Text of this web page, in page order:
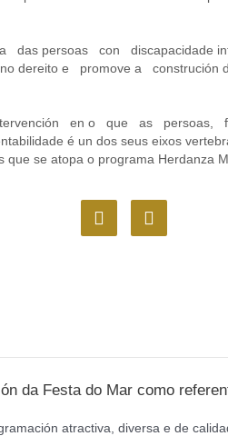
persoas con discapacidade
dereito e promove a construción
en o que as
é un dos seus eixos
se atopa o programa Herdanza
F
a
I
n
m
da Festa do Mar como
atractiva, diversa e de